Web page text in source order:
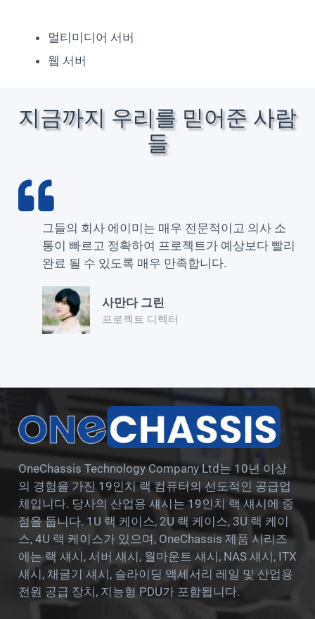
멀티미디어 서버
웹 서버
지금까지 우리를 믿어준 사람
들
그들의 회사 에이미는 매우 전문적이고 의사 소
통이 빠르고 정확하여 프로젝트가 예상보다 빨리
완료 될 수 있도록 매우 만족합니다.
사만다 그린
프로젝트 디렉터
OneChassis Technology Company Ltd는 10년 이상
의 경험을 가진 19인치 랙 컴퓨터의 선도적인 공급업
체입니다. 당사의 산업용 섀시는 19인치 랙 섀시에 중
점을 둡니다. 1U 랙 케이스, 2U 랙 케이스, 3U 랙 케이
스, 4U 랙 케이스가 있으며, OneChassis 제품 시리즈
에는 랙 섀시, 서버 섀시, 월마운트 섀시, NAS 섀시, ITX
섀시, 채굴기 섀시, 슬라이딩 액세서리 레일 및 산업용
전원 공급 장치, 지능형 PDU가 포함됩니다.